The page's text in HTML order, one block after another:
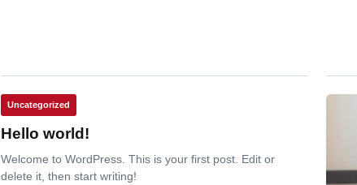
Uncategorized
Hello world!
Welcome to WordPress. This is your first post. Edit or
delete it, then start writing!